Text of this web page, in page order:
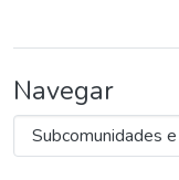
Navegar